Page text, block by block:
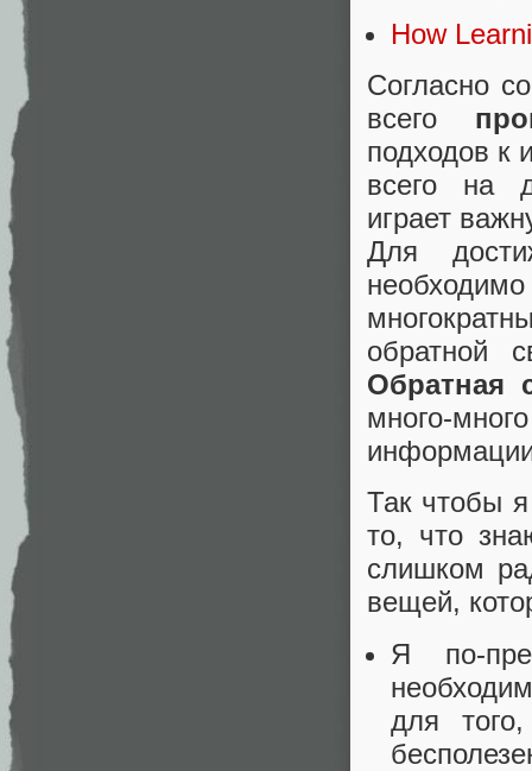
How
Согласно
всего
подходов к
всего на
играет
Для
необходимо
обратной
Обратная
много-
информации
Так чтобы
то, что
слишком
вещей,
Я по-
для